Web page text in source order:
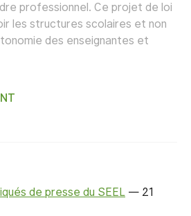
professionnel. Ce projet de loi
les structures scolaires et non
des enseignantes et
de presse du SEEL — 21